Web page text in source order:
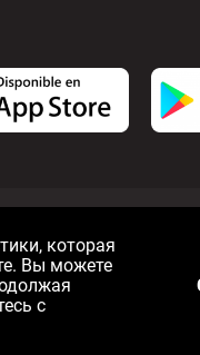
которая
Вы можете
с